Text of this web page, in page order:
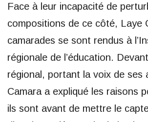
Face à leur incapacité de
compositions de ce côté, Laye
camarades se sont rendus à
régionale de l’éducation.
régional, portant la voix de ses
Camara a expliqué les raisons
ils sont avant de mettre le